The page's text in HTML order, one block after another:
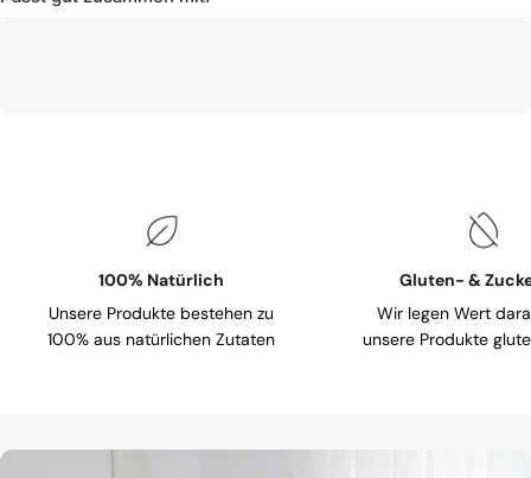
100% Natürlich
Unsere Produkte bestehen zu
100% aus natürlichen Zutaten
Gluten- &
Wir legen Wert
unsere Produkte